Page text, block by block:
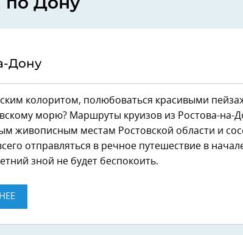
Дону
колоритом, полюбоваться красивыми
морю? Маршруты круизов из Ростова-на-
живописным местам Ростовской области и
отправляться в речное путешествие в
зной не будет беспокоить.